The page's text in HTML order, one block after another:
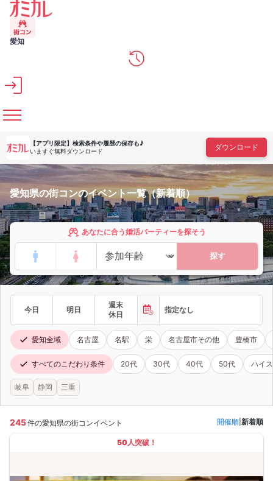
メインコンテンツへスキップ
愛知
【アプリ限定】 検索条件や履歴の保存も♪
いますぐ無料ダウンロード
ダウンロード
愛知県の街コンのイベント一覧（新着順）
あなたに合う婚活パーティーを探そう
探す
今日 明日
週末
休日
指定なし
愛知全域 名古屋 名駅 栄 名古屋市その他 豊橋市
すべてのこだわり条件 20代 30代 40代 50代 ハイ
岐阜 静岡 三重
245件の愛知県の街コンイベント 開催順 新着順
50人突破！